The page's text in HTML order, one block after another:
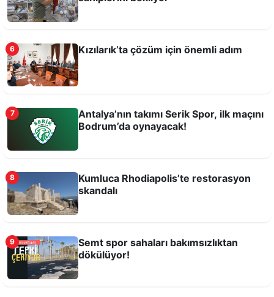
Rüzgarı Bekleyen Antalyalılar
6 Kızılarık’ta çözüm için önemli adım
7
Antalya’nın takımı Serik Spor, ilk maçını
Bodrum’da oynayacak!
8
Kumluca Rhodiapolis’te restorasyon
skandalı
9
Semt spor sahaları bakımsızlıktan
dökülüyor!